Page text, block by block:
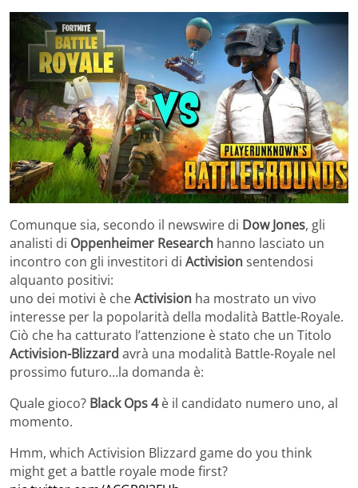
Comunque sia, secondo il newswire di Dow Jones, gli
analisti di Oppenheimer Research hanno lasciato un
incontro con gli investitori di Activisionsentendosi
alquanto positivi:
uno dei motivi è cheActivision ha mostrato un vivo
interesse per la popolarità della modalità Battle-Royale.
Ciò che ha catturato l’attenzione è stato che un Titolo
Activision-Blizzard avrà una modalità Battle-Royale nel
prossimo futuro…la domanda è:
Quale gioco? Black Ops 4è il candidato numero uno, al
momento.
Hmm, which Activision Blizzard game do you think
might get a battle royale mode first?